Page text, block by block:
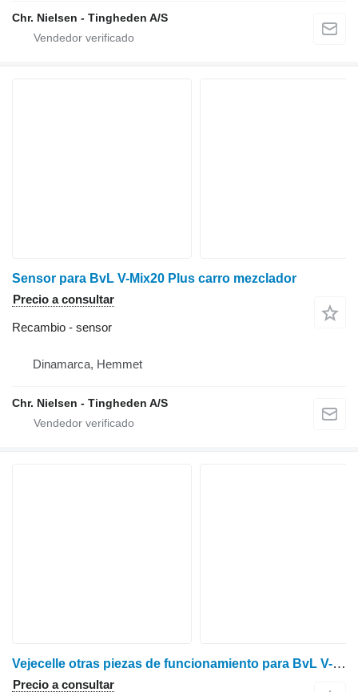
Chr. Nielsen - Tingheden A/S
Sensor para BvL V-Mix20 Plus carro mezclador
Precio a consultar
Recambio - sensor
Dinamarca, Hemmet
Chr. Nielsen - Tingheden A/S
Vejecelle otras piezas de funcionamiento para BvL V-Mix20 Plus carro mezclador
Precio a consultar